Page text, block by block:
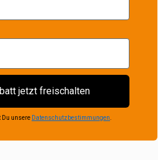
jetzt freischalten
Du unsere Datenschutzbestimmungen